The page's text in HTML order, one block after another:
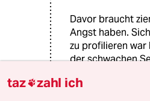
Davor braucht
Angst haben.
zu profilieren
der schwachen
von CDU/CSU,
taz zahl ich